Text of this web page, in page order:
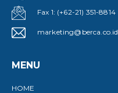
Fax 1: (+62-21) 351-8814
marketing@berca.co.id
MENU
HOME